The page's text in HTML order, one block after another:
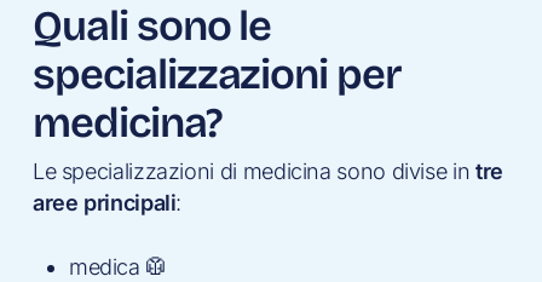
Quali sono le
specializzazioni per
medicina?
Le specializzazioni di medicina sono divise in tre
aree principali:
medica 🥼